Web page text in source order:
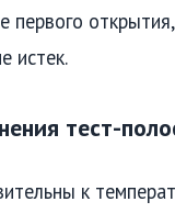
первого
истек.
тест-
к